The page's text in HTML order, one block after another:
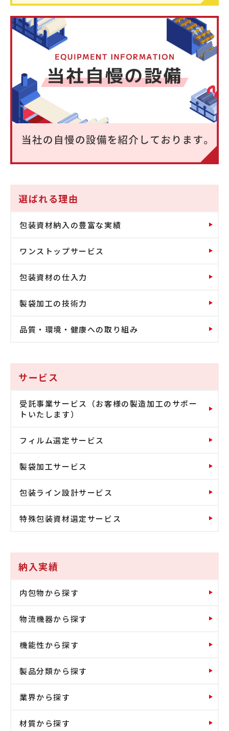
選ばれる理由
包装資材納入の豊富な実績
ワンストップサービス
包装資材の仕入力
製袋加工の技術力
品質・環境・健康への取り組み
サービス
受託事業サービス（お客様の製造加工のサポー
トいたします）
フィルム選定サービス
製袋加工サービス
包装ライン設計サービス
特殊包装資材選定サービス
納入実績
内包物から探す
物流機器から探す
機能性から探す
製品分類から探す
業界から探す
材質から探す